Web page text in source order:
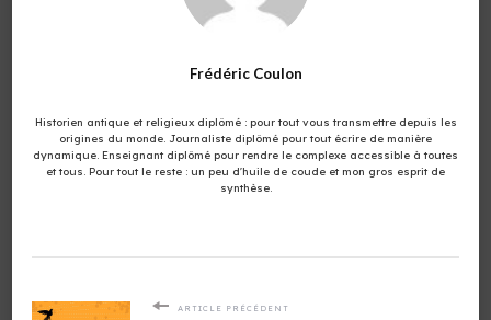
Frédéric Coulon
Historien antique et religieux diplômé : pour tout vous transmettre depuis les
origines du monde. Journaliste diplômé pour tout écrire de manière
dynamique. Enseignant diplômé pour rendre le complexe accessible à toutes
et tous. Pour tout le reste : un peu d'huile de coude et mon gros esprit de
synthèse.
ARTICLE PRÉCÉDENT